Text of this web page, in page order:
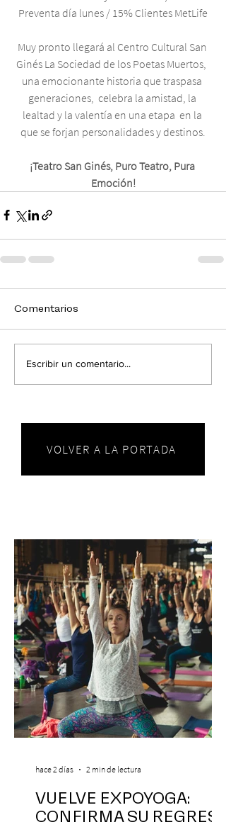
Preventa día lunes / 15% Clientes MetLife
Muy pronto llegará al Centro Cultural San
Ginés La Sociedad de los Poetas Muertos,
una emocionante historia que traspasa
generaciones,  celebra la amistad, la
lealtad y la valentía en una etapa  en la
que se forjan personalidades y destinos.
¡Teatro San Ginés, Puro Teatro, Pura
Emoción!
Comentarios
Escribir un comentario...
VOLVER A LA PORTADA
VUELVE EXPOYOGA:
CONFIRMA SU REGRESO
hace 2 días 2 min de lectura